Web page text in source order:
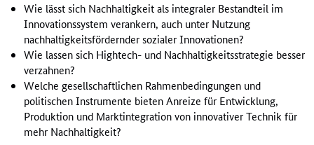
Wie lässt sich Nachhaltigkeit als integraler Bestandteil im
Innovationssystem verankern, auch unter Nutzung
nachhaltigkeitsfördernder sozialer Innovationen?
Wie lassen sich Hightech- und Nachhaltigkeitsstrategie besser
verzahnen?
Welche gesellschaftlichen Rahmenbedingungen und
politischen Instrumente bieten Anreize für Entwicklung,
Produktion und Marktintegration von innovativer Technik für
mehr Nachhaltigkeit?